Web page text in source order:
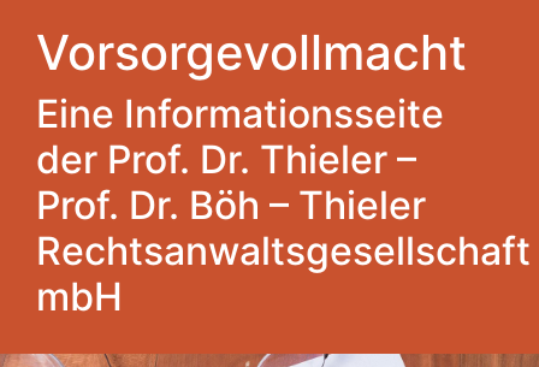
Vorsorgevollmacht
Eine Informationsseite
der Prof. Dr. Thieler –
Prof. Dr. Böh – Thieler
Rechtsanwaltsgesellschaft
mbH